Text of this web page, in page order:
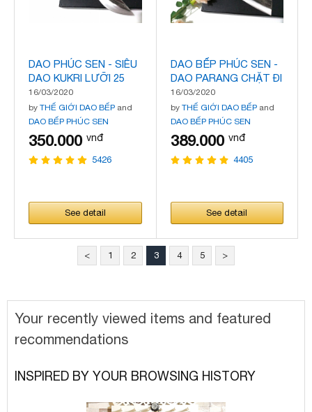
DAO PHÚC SEN - SIÊU
DAO KUKRI LƯỠI 25
CHẶT ĐI RỪNG MÃ
N25
16/03/2020
by THẾ GIỚI DAO BẾP and
DAO BẾP PHÚC SEN
350.000 vnđ
5426
See detail
DAO BẾP PHÚC SEN -
DAO PARANG CHẶT ĐI
RỪNG MÃ N24
16/03/2020
by THẾ GIỚI DAO BẾPand
DAO BẾP PHÚC SEN
389.000 vnđ
4405
See detail
< 1 2 3 4 5 >
Your recently viewed items and featured
recommendations
INSPIRED BY YOUR BROWSING HISTORY